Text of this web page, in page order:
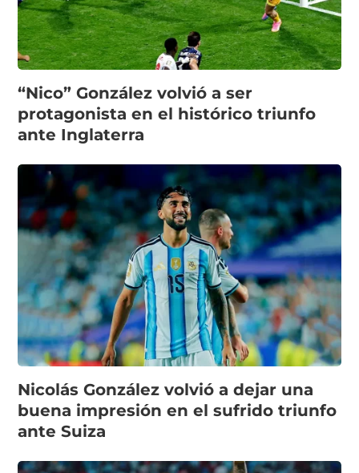
“Nico” González volvió a ser
protagonista en el histórico triunfo
ante Inglaterra
Nicolás González volvió a dejar una
buena impresión en el sufrido triunfo
ante Suiza